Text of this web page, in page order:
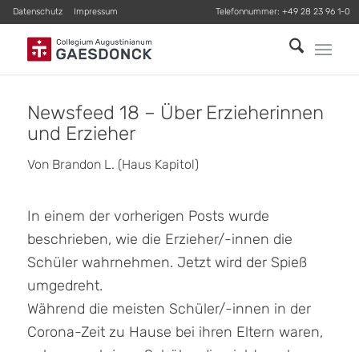
Datenschutz Impressum Telefonnummer: +49 28 23 96 1-0
Newsfeed 18 – Über Erzieherinnen
und Erzieher
Von Brandon L. (Haus Kapitol)
In einem der vorherigen Posts wurde
beschrieben, wie die Erzieher/-innen die
Schüler wahrnehmen. Jetzt wird der Spieß
umgedreht.
Während die meisten Schüler/-innen in der
Corona-Zeit zu Hause bei ihren Eltern waren,